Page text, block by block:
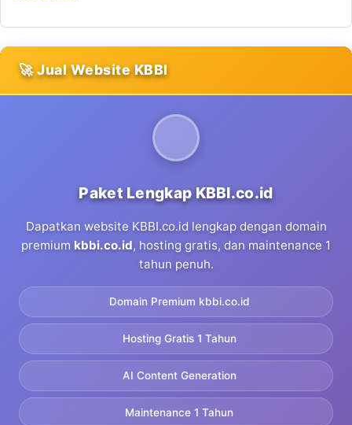
🚀 Jual Website KBBI
Paket Lengkap KBBI.co.id
Dapatkan website KBBI.co.id lengkap dengan domain
premium kbbi.co.id, hosting gratis, dan maintenance 1
tahun penuh.
Domain Premium kbbi.co.id
Hosting Gratis 1 Tahun
AI Content Generation
Maintenance 1 Tahun